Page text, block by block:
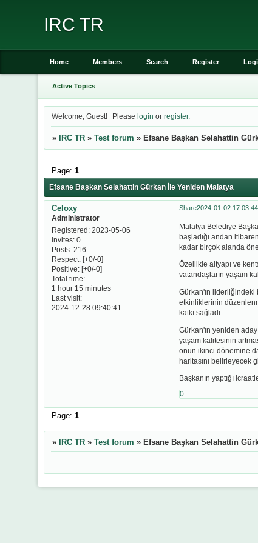
IRC TR
Home Members Search Register
Active Topics
Welcome, Guest! Pleaselogin orregister.
» IRC TR » Test forum » Efsane Başkan Selahattin
Efsane Başkan Selahattin Gürkan İle Yeniden Malatya
Page: 1
Share2024-01-02 17:03:44
Celoxy
Administrator
Registered : 2023-05-06
Invites:0
Posts:216
Respect: [+0/-0]
Positive: [+0/-0]
Total time:
1 hour 15 minutes
Last visit:
2024-12-28 09:40:41
Malatya Belediye
başladığı andan
kadar birçok alanda
Özellikle altyapı ve
vatandaşların yaşam
Gürkan'ın liderliğindeki
etkinliklerinin
katkı sağladı.
Gürkan'ın yeniden
yaşam kalitesinin
onun ikinci dönemine
haritasını belirleyecek
Başkanın yaptığı
0
Page: 1
» IRC TR » Test forum » Efsane Başkan Selahattin